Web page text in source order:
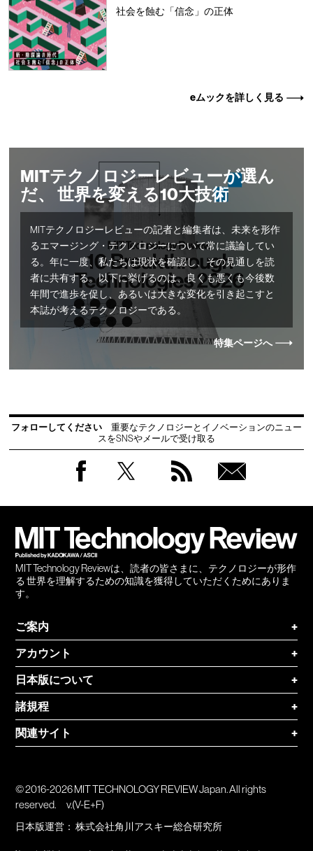
社会を蝕む「信念」の正体
eムックを詳しく見る
MITテクノロジーレビューが選ん
だ、 世界を変える10大技術
MITテクノロジーレビューの記者と編集者は、未来を形作
るエマージング・テクノロジーについて常に議論してい
る。年に一度、私たちは現状を確認し、その見通しを読
者に共有する。以下に挙げるのは、良くも悪くも今後数
年間で進歩を促し、あるいは大きな変化を引き起こすと
本誌が考えるテクノロジーである。
特集ページへ
フォローしてください
重要なテクノロジーとイノベーションのニュー
スをSNSやメールで受け取る
MIT Technology Reviewは、読者の皆さまに、テクノロジーが形作
る 世界を理解するための知識を獲得していただくためにありま
す。
ご案内
+
アカウント
+
日本版について
+
諸規程
+
関連サイト
+
© 2016-2026 MIT TECHNOLOGY REVIEW Japan. All rights
reserved.
v.(V-E+F)
日本版運営：株式会社角川アスキー総合研究所